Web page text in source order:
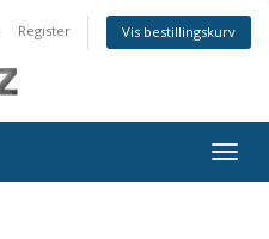
Register Vis bestillingskurv